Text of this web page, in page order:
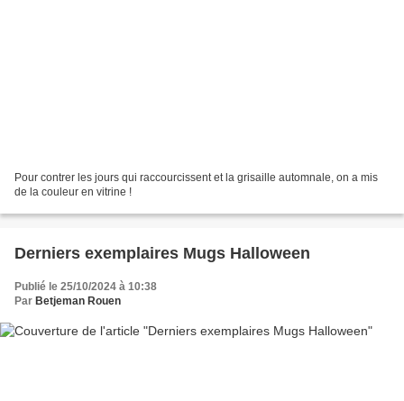
Pour contrer les jours qui raccourcissent et la grisaille automnale, on a mis
de la couleur en vitrine !
Derniers exemplaires Mugs Halloween
Publié le 25/10/2024 à 10:38
Par Betjeman Rouen